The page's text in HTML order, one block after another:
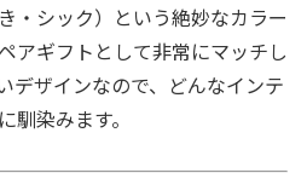
・シック）という絶妙なカラー
アギフトとして非常にマッチし
デザインなので、どんなインテ
馴染みます。